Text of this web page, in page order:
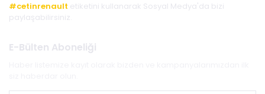
#cetinrenault etiketini kullanarak Sosyal Medya'da bizi
paylaşabilirsiniz.
E-Bülten Aboneliği